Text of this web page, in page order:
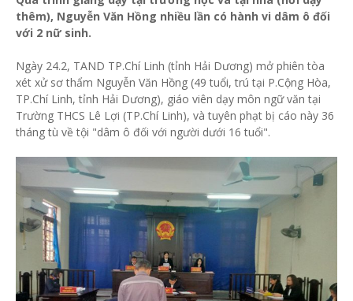
thêm), Nguyễn Văn Hồng nhiều lần có hành vi dâm ô đối
với 2 nữ sinh.
Ngày 24.2, TAND TP.Chí Linh (tỉnh Hải Dương) mở phiên tòa
xét xử sơ thẩm Nguyễn Văn Hồng (49 tuổi, trú tại P.Cộng Hòa,
TP.Chí Linh, tỉnh Hải Dương), giáo viên dạy môn ngữ văn tại
Trường THCS Lê Lợi (TP.Chí Linh), và tuyên phạt bị cáo này 36
tháng tù về tội "dâm ô đối với người dưới 16 tuổi".